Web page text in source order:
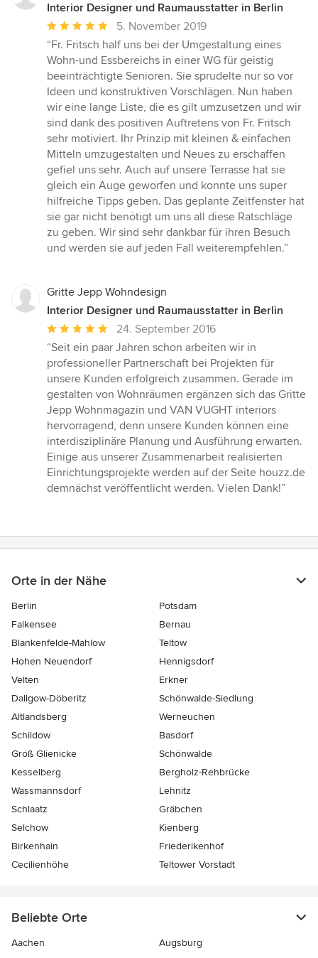
Interior Designer und Raumausstatter in Berlin
Durchschnittliche
Bewertung:
5
von
5
Sternen
5. November 2019
“Fr. Fritsch half uns bei der Umgestaltung eines
Wohn-und Essbereichs in einer WG für geistig
beeinträchtigte Senioren. Sie sprudelte nur so vor
Ideen und konstruktiven Vorschlägen. Nun haben
wir eine lange Liste, die es gilt umzusetzen und wir
sind dank des positiven Auftretens von Fr. Fritsch
sehr motiviert. Ihr Prinzip mit kleinen & einfachen
Mitteln umzugestalten und Neues zu erschaffen
gefiel uns sehr. Auch auf unsere Terrasse hat sie
gleich ein Auge geworfen und konnte uns super
hilfreiche Tipps geben. Das geplante Zeitfenster hat
sie gar nicht benötigt um uns all diese Ratschläge
zu geben. Wir sind sehr dankbar für ihren Besuch
und werden sie auf jeden Fall weiterempfehlen.”
Gritte Jepp Wohndesign
Interior Designer und Raumausstatter in Berlin
Durchschnittliche
Bewertung:
5
von
5
Sternen
24. September 2016
“Seit ein paar Jahren schon arbeiten wir in
professioneller Partnerschaft bei Projekten für
unsere Kunden erfolgreich zusammen. Gerade im
gestalten von Wohnräumen ergänzen sich das Gritte
Jepp Wohnmagazin und VAN VUGHT interiors
hervorragend, denn unsere Kunden können eine
interdisziplinäre Planung und Ausführung erwarten.
Einige aus unserer Zusammenarbeit realisierten
Einrichtungsprojekte werden auf der Seite houzz.de
demnächst veröffentlicht werden. Vielen Dank!”
Orte in der Nähe
Berlin
Potsdam
Falkensee
Bernau
Blankenfelde-Mahlow
Teltow
Hohen Neuendorf
Hennigsdorf
Velten
Erkner
Dallgow-Döberitz
Schönwalde-Siedlung
Altlandsberg
Werneuchen
Schildow
Basdorf
Groß Glienicke
Schönwalde
Kesselberg
Bergholz-Rehbrücke
Wassmannsdorf
Lehnitz
Schlaatz
Gräbchen
Selchow
Kienberg
Birkenhain
Friederikenhof
Cecilienhöhe
Teltower Vorstadt
Beliebte Orte
Aachen
Augsburg